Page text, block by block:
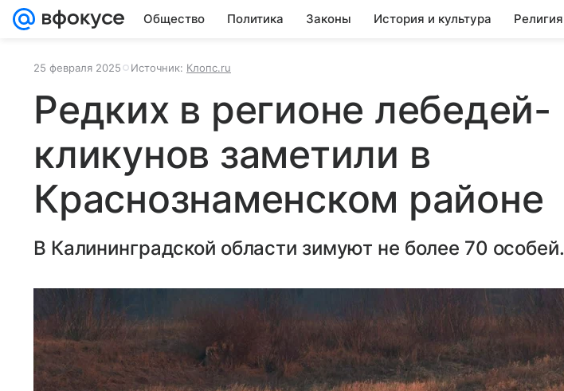
Общество Политика Законы История и культура Религия
25 февраля 2025 Источник: Клопс.ru
Редких в регионе лебедей-
кликунов заметили в
Краснознаменском районе
В Калининградской области зимуют не более 70 особей.